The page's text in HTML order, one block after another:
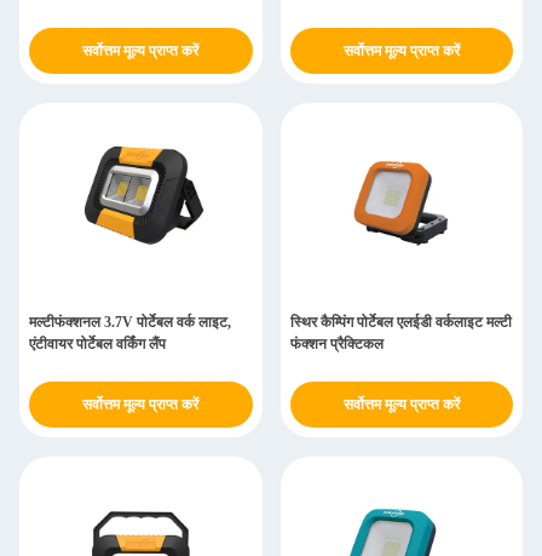
सर्वोत्तम मूल्य प्राप्त करें सर्वोत्तम मूल्य प्राप्त करें
मल्टीफंक्शनल 3.7V पोर्टेबल वर्क लाइट,
एंटीवायर पोर्टेबल वर्किंग लैंप
सर्वोत्तम मूल्य प्राप्त करें
स्थिर कैम्पिंग पोर्टेबल एलईडी वर्कलाइट मल्टी
फंक्शन प्रैक्टिकल
सर्वोत्तम मूल्य प्राप्त करें